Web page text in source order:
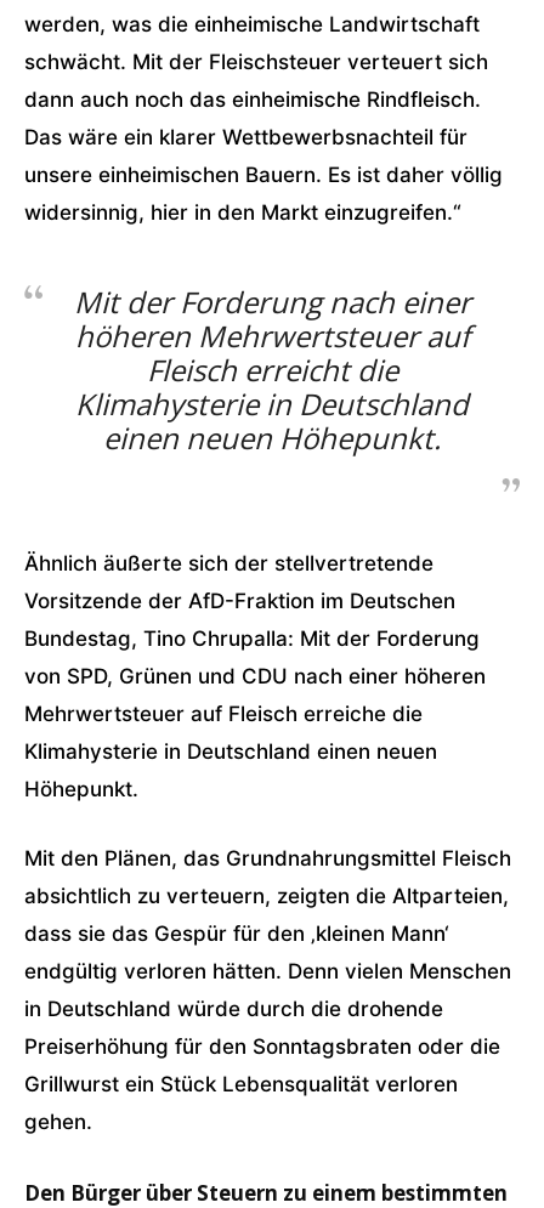
werden, was die einheimische Landwirtschaft
schwächt. Mit der Fleischsteuer verteuert sich
dann auch noch das einheimische Rindfleisch.
Das wäre ein klarer Wettbewerbsnachteil für
unsere einheimischen Bauern. Es ist daher völlig
widersinnig, hier in den Markt einzugreifen.“
Mit der Forderung nach einer
höheren Mehrwertsteuer auf
Fleisch erreicht die
Klimahysterie in Deutschland
einen neuen Höhepunkt.
Ähnlich äußerte sich der stellvertretende
Vorsitzende der AfD-Fraktion im Deutschen
Bundestag, Tino Chrupalla: Mit der Forderung
von SPD, Grünen und CDU nach einer höheren
Mehrwertsteuer auf Fleisch erreiche die
Klimahysterie in Deutschland einen neuen
Höhepunkt.
Mit den Plänen, das Grundnahrungsmittel Fleisch
absichtlich zu verteuern, zeigten die Altparteien,
dass sie das Gespür für den ‚kleinen Mann‘
endgültig verloren hätten. Denn vielen Menschen
in Deutschland würde durch die drohende
Preiserhöhung für den Sonntagsbraten oder die
Grillwurst ein Stück Lebensqualität verloren
gehen.
Den Bürger über Steuern zu einem bestimmten